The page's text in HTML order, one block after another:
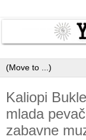
Kaliopi
mlada
zabavne